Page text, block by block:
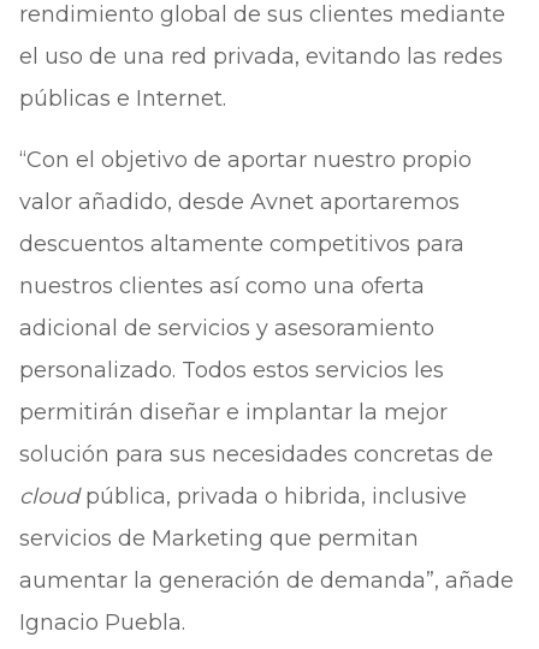
rendimiento global de sus clientes mediante
el uso de una red privada, evitando las redes
públicas e Internet.
“Con el objetivo de aportar nuestro propio
valor añadido, desde Avnet aportaremos
descuentos altamente competitivos para
nuestros clientes así como una oferta
adicional de servicios y asesoramiento
personalizado. Todos estos servicios les
permitirán diseñar e implantar la mejor
solución para sus necesidades concretas de
cloudpública, privada o hibrida, inclusive
servicios de Marketing que permitan
aumentar la generación de demanda”, añade
Ignacio Puebla.